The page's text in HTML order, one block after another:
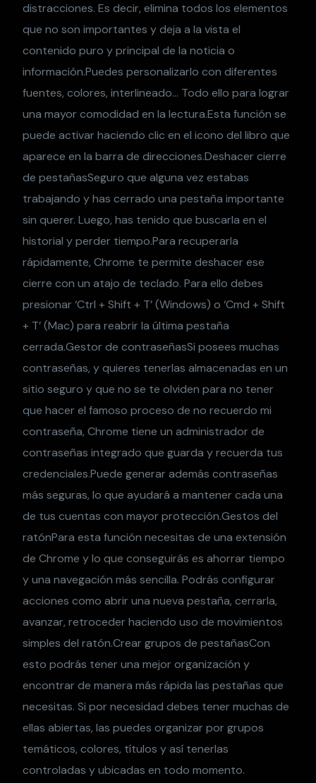
distracciones. Es decir, elimina todos los elementos
que no son importantes y deja a la vista el
contenido puro y principal de la noticia o
información.Puedes personalizarlo con diferentes
fuentes, colores, interlineado… Todo ello para lograr
una mayor comodidad en la lectura.Esta función se
puede activar haciendo clic en el icono del libro que
aparece en la barra de direcciones.Deshacer cierre
de pestañasSeguro que alguna vez estabas
trabajando y has cerrado una pestaña importante
sin querer. Luego, has tenido que buscarla en el
historial y perder tiempo.Para recuperarla
rápidamente, Chrome te permite deshacer ese
cierre con un atajo de teclado. Para ello debes
presionar ‘Ctrl + Shift + T’ (Windows) o ‘Cmd + Shift
+ T’ (Mac) para reabrir la última pestaña
cerrada.Gestor de contraseñasSi posees muchas
contraseñas, y quieres tenerlas almacenadas en un
sitio seguro y que no se te olviden para no tener
que hacer el famoso proceso de no recuerdo mi
contraseña, Chrome tiene un administrador de
contraseñas integrado que guarda y recuerda tus
credenciales.Puede generar además contraseñas
más seguras, lo que ayudará a mantener cada una
de tus cuentas con mayor protección.Gestos del
ratónPara esta función necesitas de una extensión
de Chrome y lo que conseguirás es ahorrar tiempo
y una navegación más sencilla. Podrás configurar
acciones como abrir una nueva pestaña, cerrarla,
avanzar, retroceder haciendo uso de movimientos
simples del ratón.Crear grupos de pestañasCon
esto podrás tener una mejor organización y
encontrar de manera más rápida las pestañas que
necesitas. Si por necesidad debes tener muchas de
ellas abiertas, las puedes organizar por grupos
temáticos, colores, títulos y así tenerlas
controladas y ubicadas en todo momento.